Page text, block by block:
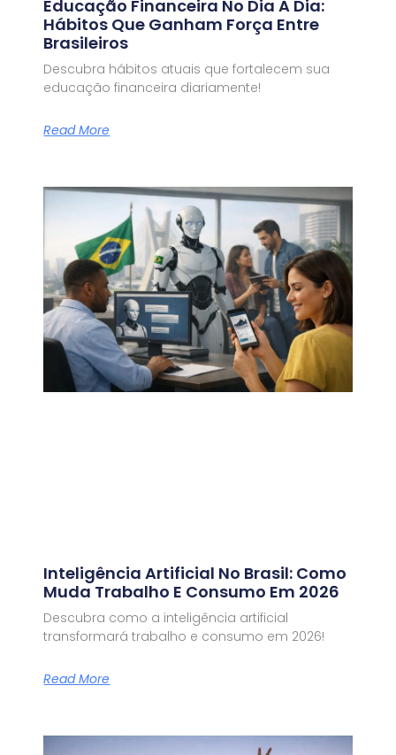
Educação Financeira No Dia A Dia:
Hábitos Que Ganham Força Entre
Brasileiros
Descubra hábitos atuais que fortalecem sua
educação financeira diariamente!
Read More
Inteligência Artificial No Brasil: Como
Muda Trabalho E Consumo Em 2026
Descubra como a inteligência artificial
transformará trabalho e consumo em 2026!
Read More